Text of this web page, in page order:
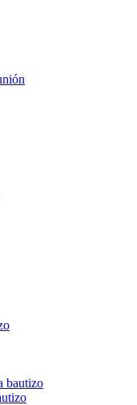
bautizo